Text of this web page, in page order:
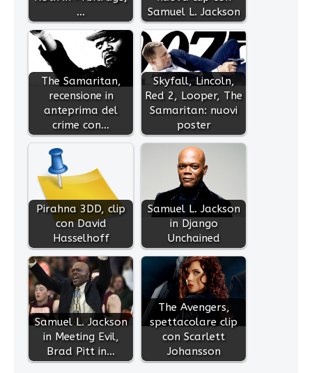
…
Samuel L. Jackson
The Samaritan,
recensione in
anteprima del
crime con…
Skyfall, Lincoln,
Red 2, Looper, The
Samaritan: nuovi
poster
Pirahna 3DD, clip
con David
Hasselhoff
Samuel L. Jackson
in Django
Unchained
Samuel L. Jackson
in Meeting Evil,
Brad Pitt in…
The Avengers,
spettacolare clip
con Scarlett
Johansson